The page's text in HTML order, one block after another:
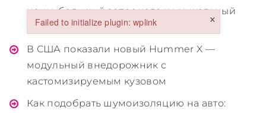
цены, больший запас хода и уникальный
концепт-конструктор
В США показали новый Hummer X —
модульный внедорожник с
кастомизируемым кузовом
Как подобрать шумоизоляцию на авто:
Failed to initialize plugin: wplink ×
Failed to initialize plugin: wplink